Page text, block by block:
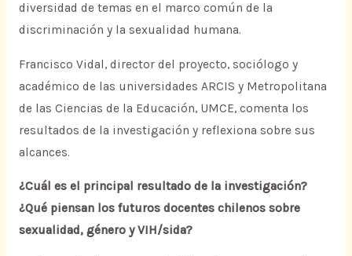
diversidad de temas en el marco común de la
discriminación y la sexualidad humana.
Francisco Vidal, director del proyecto, sociólogo y
académico de las universidades ARCIS y Metropolitana
de las Ciencias de la Educación, UMCE, comenta los
resultados de la investigación y reflexiona sobre sus
alcances.
¿Cuál es el principal resultado de la investigación?
¿Qué piensan los futuros docentes chilenos sobre
sexualidad, género y VIH/sida?